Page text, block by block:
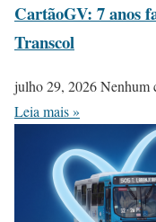
CartãoGV: 7 anos
Transcol
julho 29, 2026Nenhum
Leia mais »